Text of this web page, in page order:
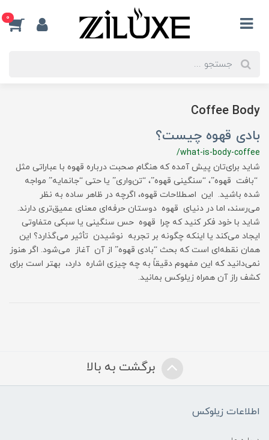
0
Coffee Body
بادی قهوه چیست؟
/what-is-body-coffee
شاید برای‌تان پیش آمده که هنگام صحبت درباره قهوه با عباراتی مثل
“بافت قهوه”، “سنگینی قهوه”، “تن‌واری” یا حتی “جانمایه” مواجه
شده باشید. این اصطلاحات قهوه، اگرچه در ظاهر ساده به نظر
می‌رسند، اما در دنیای قهوه‌ دوستان حرفه‌ای معنای عمیق‌تری دارند.
شاید با خود فکر کنید که چرا قهوه حس سنگینی یا سبکی متفاوتی
ایجاد می‌کند یا اینکه چگونه بر تجربه نوشیدن تأثیر می‌گذارد؟ این
همان نقطه‌ای است که بحث “بادی قهوه” از آن آغاز می‌شود. اگر هنوز
نمی‌دانید که این مفهوم دقیقاً به چه چیزی اشاره دارد، بهتر است برای
کشف راز آن همراه زیلوکس بمانید.
برگشت به بالا
اطلاعات زیلوکس